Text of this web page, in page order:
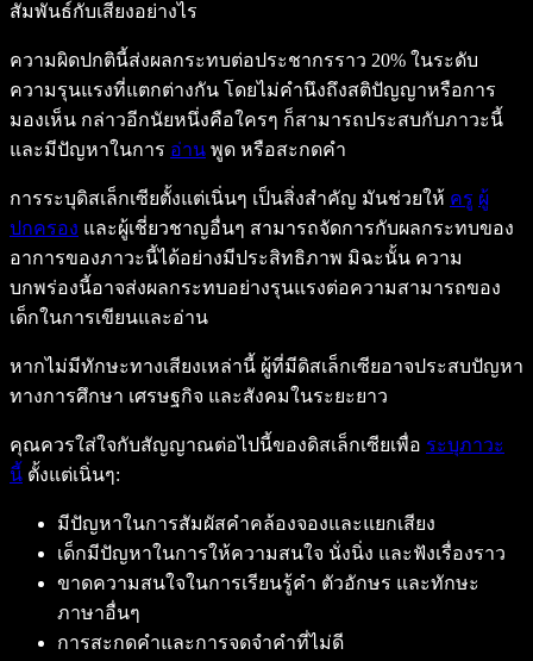
สัมพันธ์กับเสียงอย่างไร
ความผิดปกตินี้ส่งผลกระทบต่อประชากรราว 20% ในระดับ
ความรุนแรงที่แตกต่างกัน โดยไม่คำนึงถึงสติปัญญาหรือการ
มองเห็น กล่าวอีกนัยหนึ่งคือใครๆ ก็สามารถประสบกับภาวะนี้
และมีปัญหาในการ อ่าน พูด หรือสะกดคำ
การระบุดิสเล็กเซียตั้งแต่เนิ่นๆ เป็นสิ่งสำคัญ มันช่วยให้ ครู ผู้
ปกครอง และผู้เชี่ยวชาญอื่นๆ สามารถจัดการกับผลกระทบของ
อาการของภาวะนี้ได้อย่างมีประสิทธิภาพ มิฉะนั้น ความ
บกพร่องนี้อาจส่งผลกระทบอย่างรุนแรงต่อความสามารถของ
เด็กในการเขียนและอ่าน
หากไม่มีทักษะทางเสียงเหล่านี้ ผู้ที่มีดิสเล็กเซียอาจประสบปัญหา
ทางการศึกษา เศรษฐกิจ และสังคมในระยะยาว
คุณควรใส่ใจกับสัญญาณต่อไปนี้ของดิสเล็กเซียเพื่อ ระบุภาวะ
นี้ ตั้งแต่เนิ่นๆ:
มีปัญหาในการสัมผัสคำคล้องจองและแยกเสียง
เด็กมีปัญหาในการให้ความสนใจ นั่งนิ่ง และฟังเรื่องราว
ขาดความสนใจในการเรียนรู้คำ ตัวอักษร และทักษะ
ภาษาอื่นๆ
การสะกดคำและการจดจำคำที่ไม่ดี